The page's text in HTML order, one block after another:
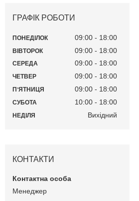
ГРАФІК РОБОТИ
ПОНЕДІЛОК 09:00 18:00
ВІВТОРОК 09:00 18:00
СЕРЕДА 09:00 18:00
ЧЕТВЕР 09:00 18:00
ПʼЯТНИЦЯ 09:00 18:00
СУБОТА 10:00 18:00
НЕДІЛЯ Вихідний
КОНТАКТИ
Менеджер